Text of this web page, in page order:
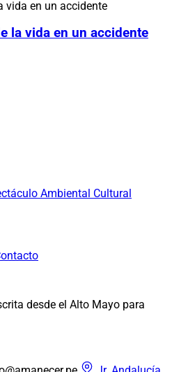
la vida en un accidente
Ambiental Cultural
desde el Alto Mayo para